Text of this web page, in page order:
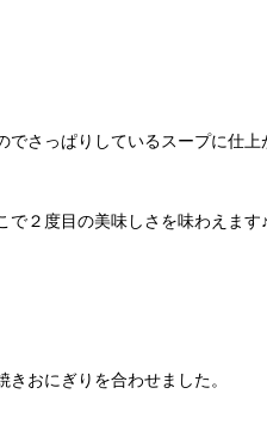
でさっぱりしているスープに仕上
で２度目の美味しさを味わえます
おにぎりを合わせました。